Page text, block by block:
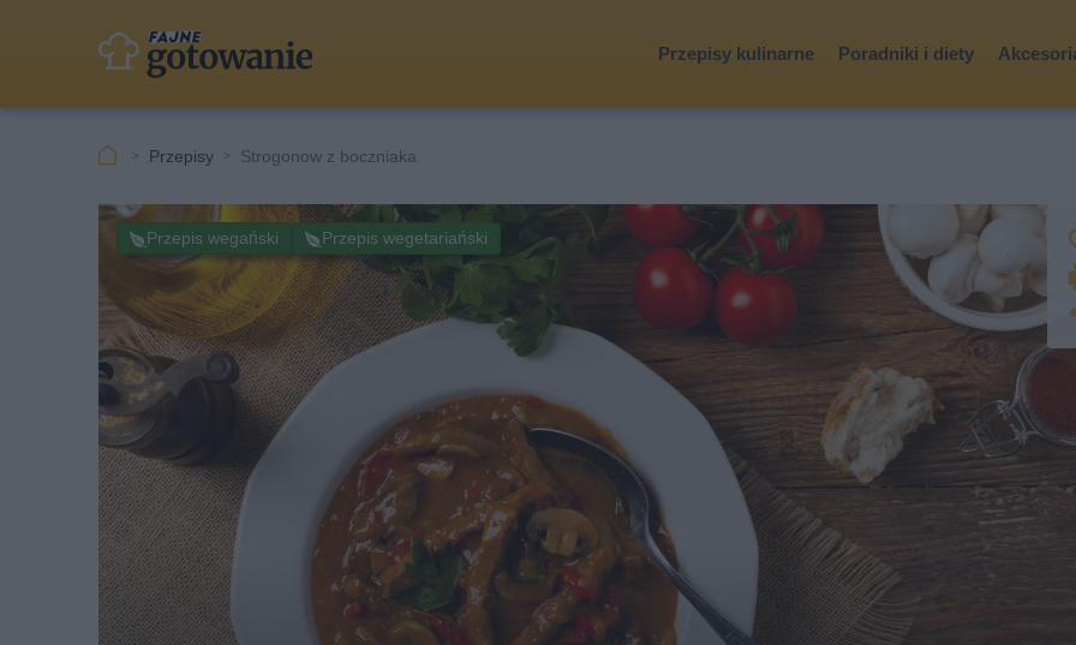
Przepisy kulinarne Poradniki i diety
Przepisy Strogonow z boczniaka
Przepis wegański Przepis wegetariański